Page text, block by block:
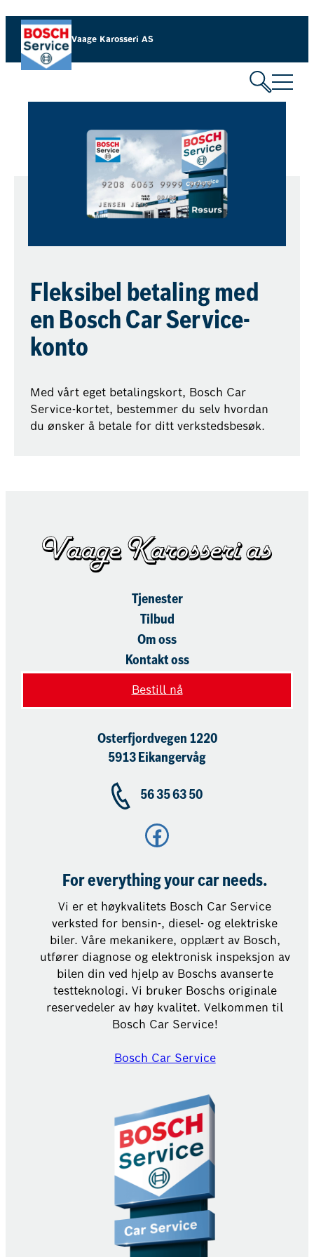
Vaage Karosseri AS
Fleksibel betaling med
en Bosch Car Service-
konto
Med vårt eget betalingskort, Bosch Car
Service-kortet, bestemmer du selv hvordan
du ønsker å betale for ditt verkstedsbesøk.
Tjenester
Tilbud
Om oss
Kontakt oss
Bestill nå
Osterfjordvegen 1220
5913 Eikangervåg
56 35 63 50
Facebook
For everything your car needs.
Vi er et høykvalitets Bosch Car Service
verksted for bensin-, diesel- og elektriske
biler. Våre mekanikere, opplært av Bosch,
utfører diagnose og elektronisk inspeksjon av
bilen din ved hjelp av Boschs avanserte
testteknologi. Vi bruker Boschs originale
reservedeler av høy kvalitet. Velkommen til
Bosch Car Service!
Bosch Car Service